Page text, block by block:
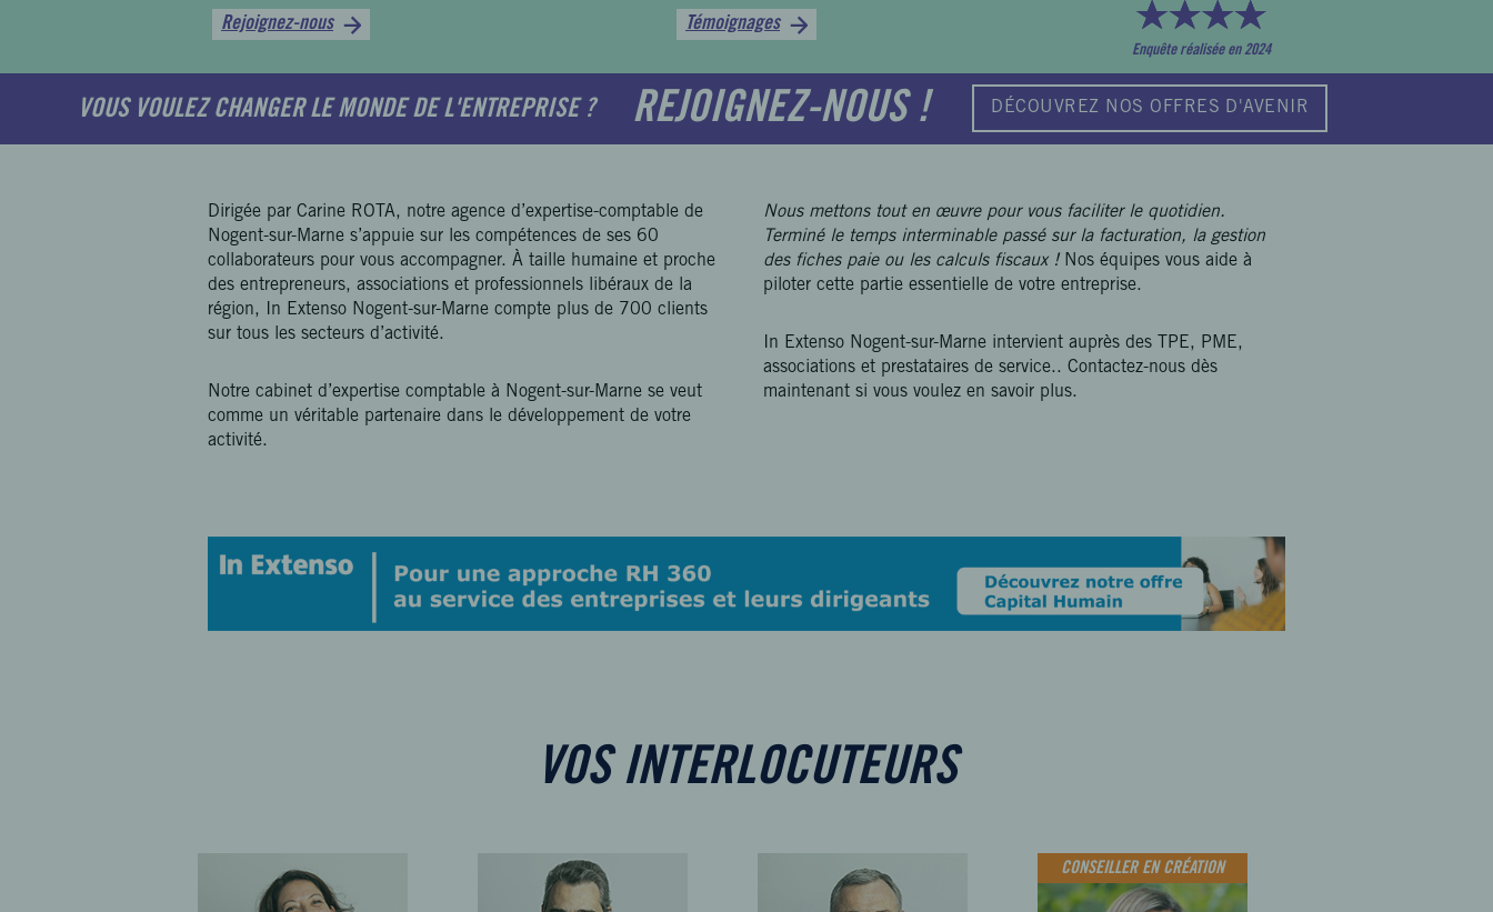
Rejoignez-nous Témoignages
Enquête réalisée en 2024
VOUS VOULEZ CHANGER LE MONDE DE L'ENTREPRISE ? REJOIGNEZ-NOUS ! DÉCOUVREZ NOS OFFRES D'AVENIR
Dirigée par Carine ROTA, notre agence d’expertise-comptable de
Nogent-sur-Marne s’appuie sur les compétences de ses 60
collaborateurs pour vous accompagner. À taille humaine et proche
des entrepreneurs, associations et professionnels libéraux de la
région, In Extenso Nogent-sur-Marne compte plus de 700 clients
sur tous les secteurs d’activité.
Notre cabinet d’expertise comptable à Nogent-sur-Marne se veut
comme un véritable partenaire dans le développement de votre
activité.
Nous mettons tout en œuvre pour vous faciliter le quotidien.
Terminé le temps interminable passé sur la facturation, la gestion
des fiches paie ou les calculs fiscaux ! Nos équipes vous aide à
piloter cette partie essentielle de votre entreprise.
In Extenso Nogent-sur-Marne intervient auprès des TPE, PME,
associations et prestataires de service.. Contactez-nous dès
maintenant si vous voulez en savoir plus.
VOS INTERLOCUTEURS
CONSEILLER EN CRÉATION
AGNÈS PERISSET-